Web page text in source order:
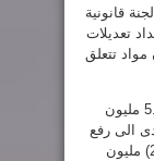
قانونية
تعديلات
مواد تتعلق
وبين ان صندوق التقاعد حقق وفرا يقارب 5.5 مليون
الامر الذي ادى الى رفع
موجودات الصندوق الدفترية التي تقدر ب(25) مليون